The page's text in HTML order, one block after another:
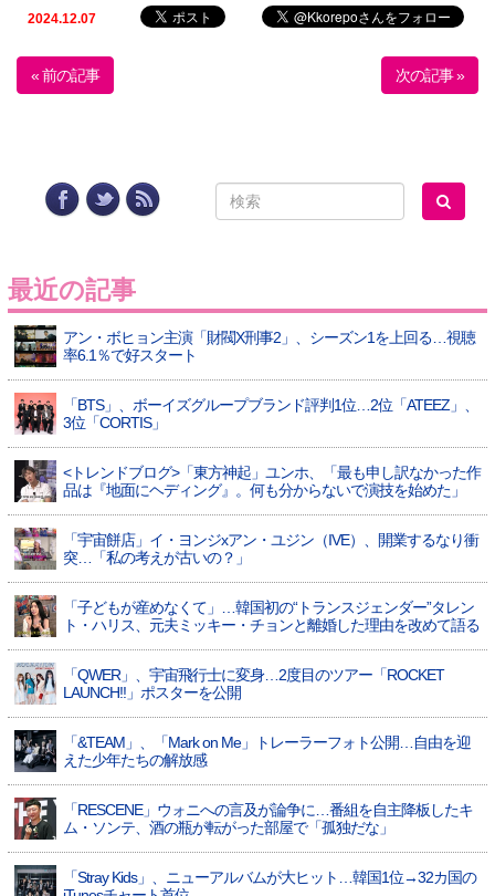
2024.12.07
« 前の記事 次の記事 »
最近の記事
アン・ボヒョン主演「財閥X刑事2」、シーズン1を上回る…視聴
率6.1％で好スタート
「BTS」、ボーイズグループブランド評判1位…2位「ATEEZ」、
3位「CORTIS」
<トレンドブログ>「東方神起」ユンホ、「最も申し訳なかった作
品は『地面にヘディング』。何も分からないで演技を始めた」
「宇宙餅店」イ・ヨンジxアン・ユジン（IVE）、開業するなり衝
突…「私の考えが古いの？」
「子どもが産めなくて」…韓国初の“トランスジェンダー”タレン
ト・ハリス、元夫ミッキー・チョンと離婚した理由を改めて語る
「QWER」、宇宙飛行士に変身…2度目のツアー「ROCKET
LAUNCH!!」ポスターを公開
「&TEAM」、「Mark on Me」トレーラーフォト公開…自由を迎
えた少年たちの解放感
「RESCENE」ウォニへの言及が論争に…番組を自主降板したキ
ム・ソンテ、酒の瓶が転がった部屋で「孤独だな」
「Stray Kids」、ニューアルバムが大ヒット…韓国1位→32カ国の